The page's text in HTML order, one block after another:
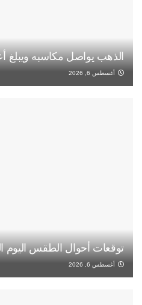
الذهب يواصل مكاسبه ويبلغ
أغسطس 6, 2026
توقعات أحوال الطقس اليوم
أغسطس 6, 2026